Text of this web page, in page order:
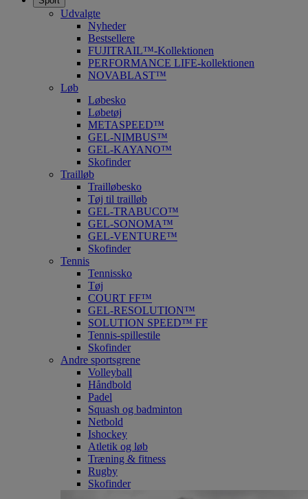
Udvalgte
Nyheder
Bestsellere
FUJITRAIL™-Kollektionen
PERFORMANCE LIFE-kollektionen
NOVABLAST™
Løb
Løbesko
Løbetøj
METASPEED™
GEL-NIMBUS™
GEL-KAYANO™
Skofinder
Trailløb
Trailløbesko
Tøj til trailløb
GEL-TRABUCO™
GEL-SONOMA™
GEL-VENTURE™
Skofinder
Tennis
Tennissko
Tøj
COURT FF™
GEL-RESOLUTION™
SOLUTION SPEED™ FF
Tennis-spillestile
Skofinder
Andre sportsgrene
Volleyball
Håndbold
Padel
Squash og badminton
Netbold
Ishockey
Atletik og løb
Træning & fitness
Rugby
Skofinder